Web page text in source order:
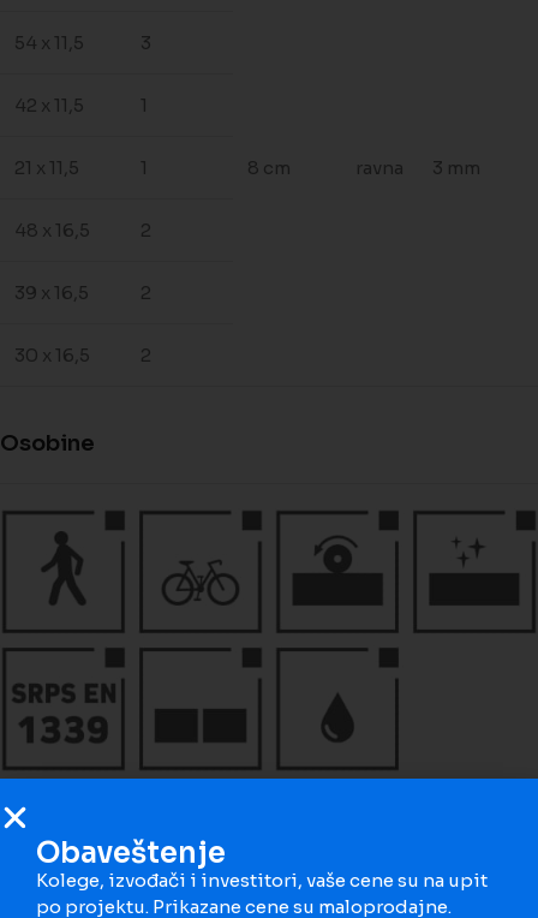
8 cm ravna 3 mm
54 x 11,5 3
42 x 11,5 1
21 x 11,5 1
48 x 16,5 2
39 x 16,5 2
30 x 16,5 2
Osobine
Obaveštenje
Kolege, izvođači i investitori, vaše cene su na upit
po projektu. Prikazane cene su maloprodajne.